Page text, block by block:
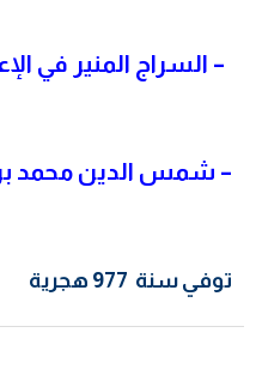
– السراج المنير في
– شمس الدين محمد
توفي سنة 977 هجرية